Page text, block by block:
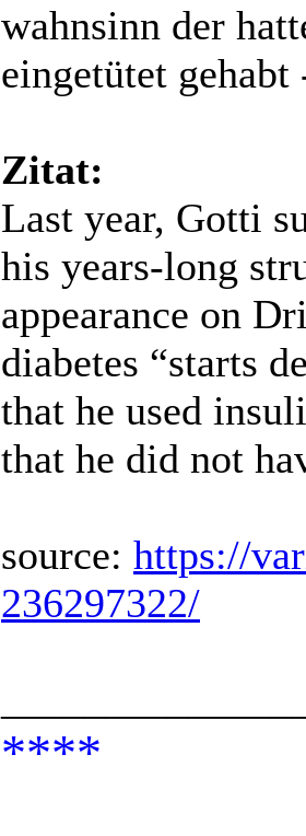
wahnsinn der
eingetütet
Zitat:
Last year, Gotti
his years-long
appearance on
diabetes “starts
that he used
that he did not
source: https://
236297322/
****